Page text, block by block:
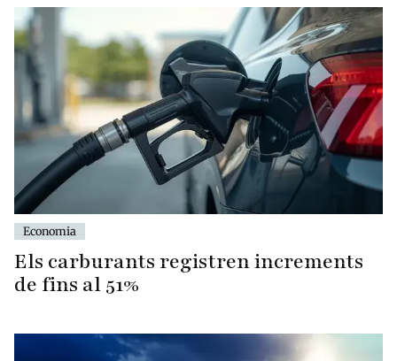
Economia
Els carburants registren increments
de fins al 51%